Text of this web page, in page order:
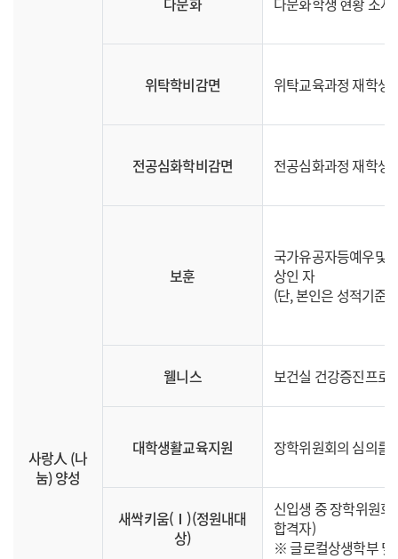
사랑人 (나
눔) 양성
위탁학비감면 위탁교육과정 재학생
전공심화학비감면 전공심화과정 재학생
보훈
국가유공자등예우및
상인 자
(단, 본인은 성적기준
웰니스 보건실 건강증진프로
대학생활교육지원 장학위원회의 심의를
새싹키움(Ⅰ)(정원내대
상)
신입생 중 장학위원
합격자)
※ 글로컬상생학부 및